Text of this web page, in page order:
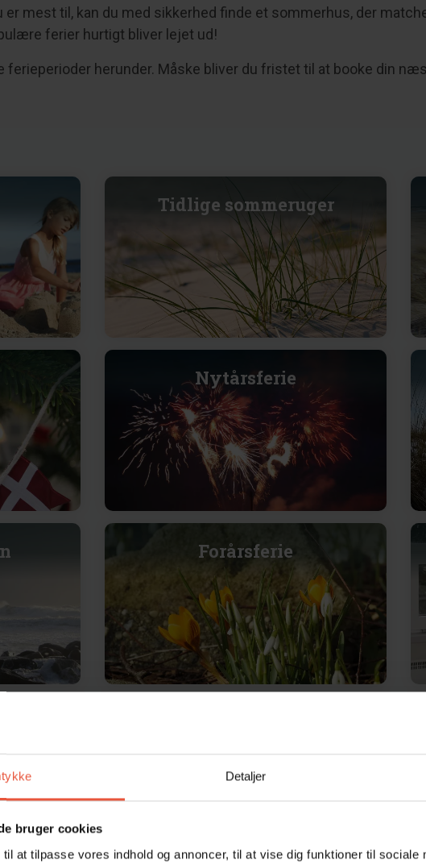
Detaljer
bruger cookies
at tilpasse vores indhold og annoncer, til at vise dig funktioner til sociale
mest til, kan du med sikkerhed finde et sommerhus, der
ferier hurtigt bliver lejet ud!
ferieperioder herunder. Måske bliver du fristet til at booke din
Tidlige sommeruger
Nytårsferie
Forårsferie